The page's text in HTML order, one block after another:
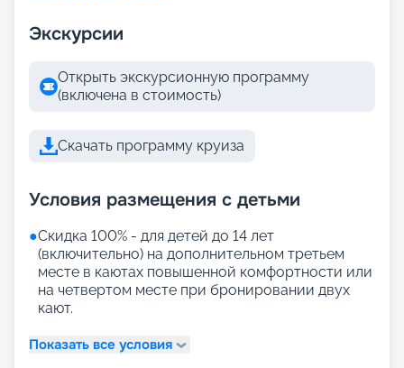
Экскурсии
Открыть экскурсионную программу
(включена в стоимость)
Скачать программу круиза
Условия размещения с детьми
●Скидка 100% - для детей до 14 лет
(включительно) на дополнительном третьем
месте в каютах повышенной комфортности или
на четвертом месте при бронировании двух
кают.
Показать все условия